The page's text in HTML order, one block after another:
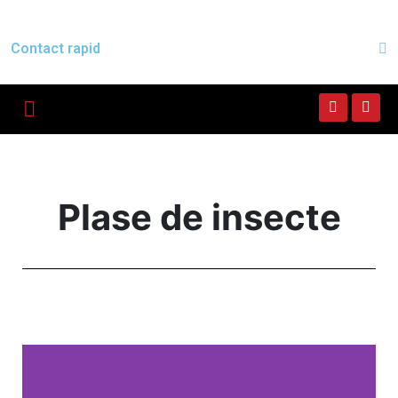
Contact rapid
Plase de insecte